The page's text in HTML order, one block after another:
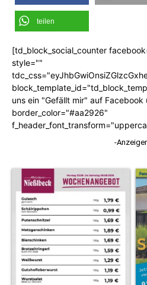
teilen
[td_block_social_counter
style=""
uns ein "Gefällt mir" auf
border_color="#aa2926"
-